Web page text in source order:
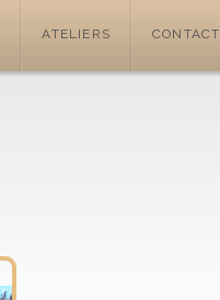
ATELIERS CONTACT